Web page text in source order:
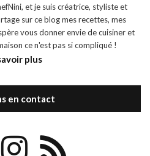
et je suis créatrice, styliste et
sur ce blog mes recettes, mes
vous donner envie de cuisiner et
ce n'est pas si compliqué !
plus
en contact